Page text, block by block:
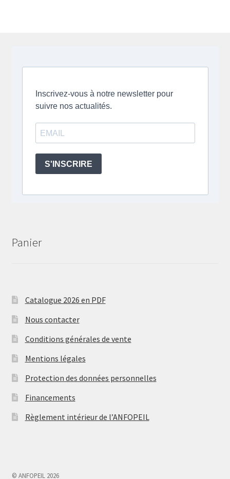
Panier
Catalogue 2026 en PDF
Nous contacter
Conditions générales de vente
Mentions légales
Protection des données personnelles
Financements
Règlement intérieur de l’ANFOPEIL
© ANFOPEIL 2026